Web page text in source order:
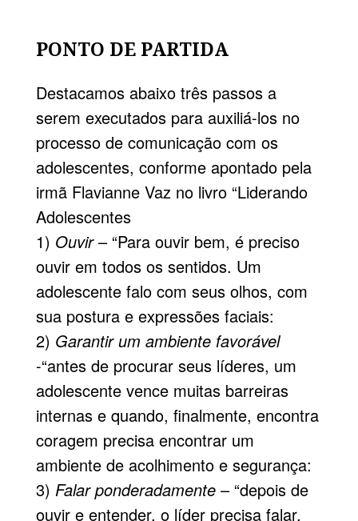
PONTO DE PARTIDA
Destacamos abaixo três passos a
serem executados para auxiliá-los no
processo de comunicação com os
adolescentes, conforme apontado pela
irmã Flavianne Vaz no livro “Liderando
Adolescentes
1) Ouvir– “Para ouvir bem, é preciso
ouvir em todos os sentidos. Um
adolescente falo com seus olhos, com
sua postura e expressões faciais:
2) Garantir um ambiente favorável
-“antes de procurar seus líderes, um
adolescente vence muitas barreiras
internas e quando, finalmente, encontra
coragem precisa encontrar um
ambiente de acolhimento e segurança:
3) Falar ponderadamente– “depois de
ouvir e entender, o líder precisa falar.